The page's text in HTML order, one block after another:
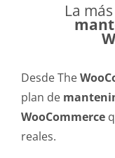
La
Desde The
plan de
WooCommerce
reales.